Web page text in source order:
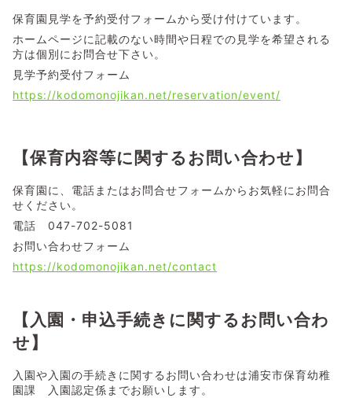
保育園見学を予約受付フォームから受け付けています。
ホームページに記載のない時間や日程での見学を希望される
方は個別にお問合せ下さい。
見学予約受付フォーム
https://kodomonojikan.net/reservation/event/
【保育内容等に関するお問い合わせ】
保育園に、電話またはお問合せフォームからお気軽にお問合
せください。
電話 047-702-5081
お問い合わせフォーム
https://kodomonojikan.net/contact
【入園・申込手続きに関するお問い合わ
せ】
入園や入園の手続きに関するお問い合わせは浦安市保育幼稚
園課 入園認定係までお願いします。